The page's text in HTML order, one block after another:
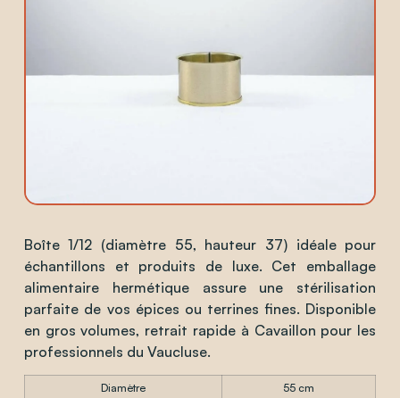
Boîte 1/12 (diamètre 55, hauteur 37) idéale pour
échantillons et produits de luxe. Cet emballage
alimentaire hermétique assure une stérilisation
parfaite de vos épices ou terrines fines. Disponible
en gros volumes, retrait rapide à Cavaillon pour les
professionnels du Vaucluse.
Diamètre
55 cm